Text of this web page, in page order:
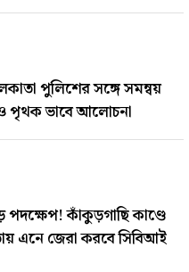
পুলিশের সঙ্গে সমন্বয়
পৃথক ভাবে আলোচনা
পদক্ষেপ! কাঁকুড়গাছি কাণ্ডে
এনে জেরা করবে সিবিআই